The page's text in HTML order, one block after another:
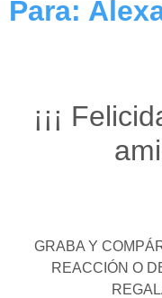
Para:
¡¡¡
GRABA Y
REACCIÓN O